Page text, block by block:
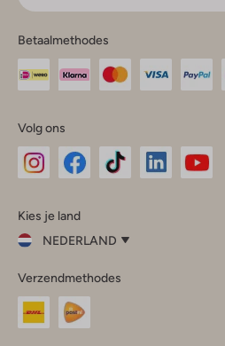
Betaalmethodes
Volg ons
InstagramFacebook
Kies je land
NEDERLAND
je
land
Nederland
Verzendmethodes